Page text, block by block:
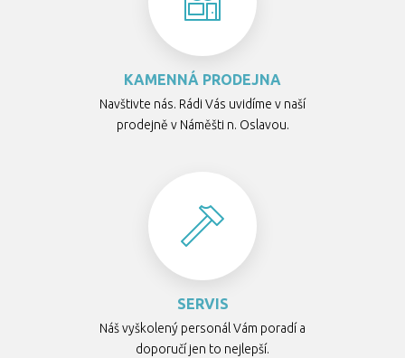
KAMENNÁ PRODEJNA
Navštivte nás. Rádi Vás uvidíme v naší
prodejně v Náměšti n. Oslavou.
SERVIS
Náš vyškolený personál Vám poradí a
doporučí jen to nejlepší.